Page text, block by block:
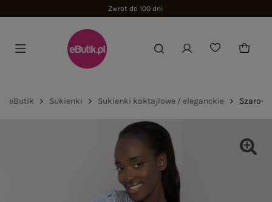
Zwrot do 100 dni
eButik Sukienki Sukienki koktajlowe / eleganckie Szaro-